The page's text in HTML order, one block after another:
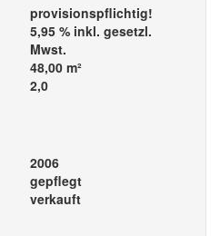
provisionspflichtig!
5,95 % inkl. gesetzl.
Mwst.
48,00 m²
2,0
2006
gepflegt
verkauft